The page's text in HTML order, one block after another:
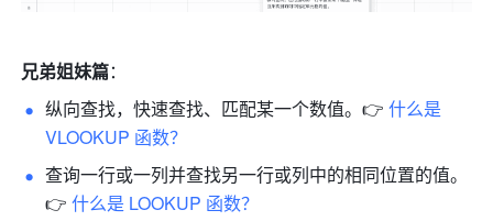
兄弟姐妹篇：
纵向查找，快速查找、匹配某一个数值。👉 什么是
VLOOKUP 函数？
查询一行或一列并查找另一行或列中的相同位置的值。
👉 什么是 LOOKUP 函数？